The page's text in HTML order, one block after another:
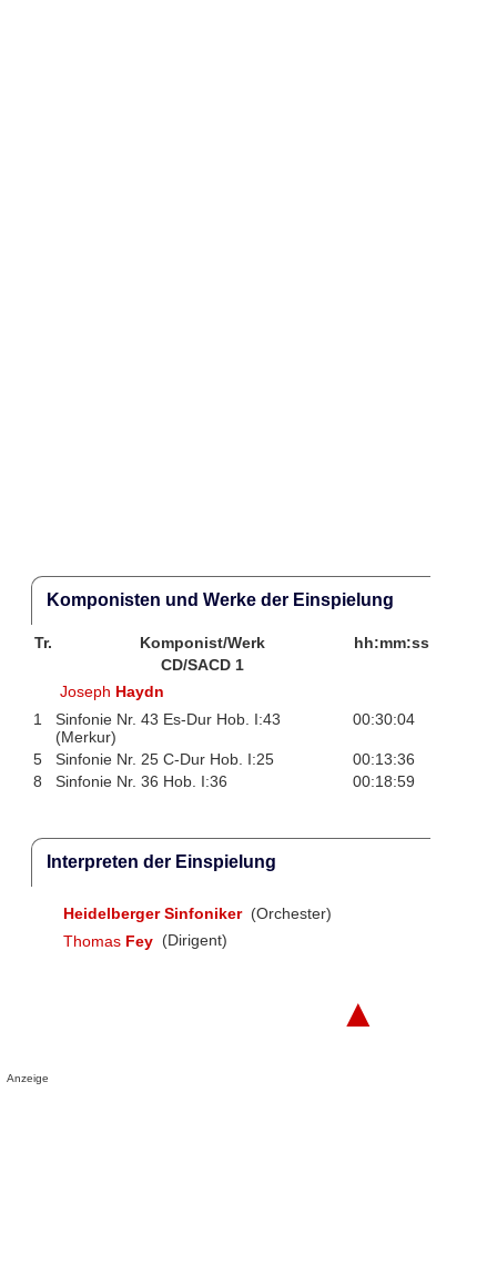
Komponisten und Werke der Einspielung
Tr. Komponist/Werk
hh:mm:ss
CD/SACD 1
Joseph Haydn
1
Sinfonie Nr. 43 Es-Dur Hob. I:43
(Merkur)
00:30:04
5 Sinfonie Nr. 25 C-Dur Hob. I:25
00:13:36
8
Sinfonie Nr. 36 Hob. I:36 00:18:59
Interpreten der Einspielung
Heidelberger Sinfoniker (Orchester)
Thomas Fey (Dirigent)
▲
Anzeige